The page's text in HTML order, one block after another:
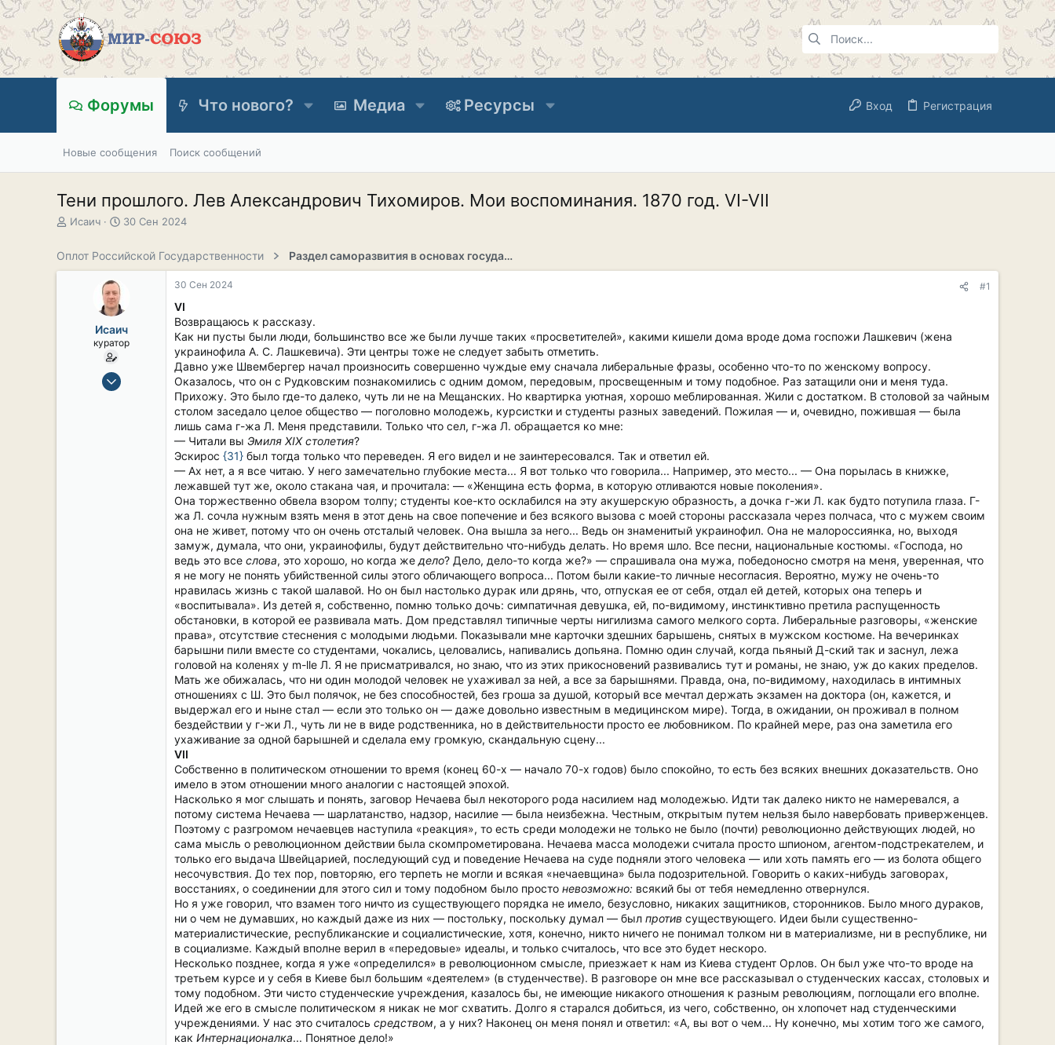
Форумы Что нового? Медиа Ресурсы Вход Регистрация
Новые сообщения Поиск сообщений
Тени прошлого. Лев Александрович Тихомиров. Мои воспоминания. 1870 год. VI-VII
А
о
Исаич
Д
а
л
а
30 Сен 2024
Оплот Российской Государственности Раздел саморазвития в основах государственности
Исаич
куратор
15 Сен 2019
30 Сен 2024 #1
VI
Возвращаюсь к рассказу.
Как ни пусты были люди, большинство все же были лучше таких «просветителей», какими кишели дома вроде дома госпожи Лашкевич (жена
украинофила А. С. Лашкевича). Эти центры тоже не следует забыть отметить.
Давно уже Швембергер начал произносить совершенно чуждые ему сначала либеральные фразы, особенно что-то по женскому вопросу.
Оказалось, что он с Рудковским познакомились с одним домом, передовым, просвещенным и тому подобное. Раз затащили они и меня туда.
Прихожу. Это было где-то далеко, чуть ли не на Мещанских. Но квартирка уютная, хорошо меблированная. Жили с достатком. В столовой за чайным
столом заседало целое общество — поголовно молодежь, курсистки и студенты разных заведений. Пожилая — и, очевидно, пожившая — была
лишь сама г-жа Л. Меня представили. Только что сел, г-жа Л. обращается ко мне:
— Читали вы Эмиля XIX столетия?
Эскирос {31} был тогда только что переведен. Я его видел и не заинтересовался. Так и ответил ей.
— Ах нет, а я все читаю. У него замечательно глубокие места... Я вот только что говорила... Например, это место... — Она порылась в книжке,
лежавшей тут же, около стакана чая, и прочитала: — «Женщина есть форма, в которую отливаются новые поколения».
Она торжественно обвела взором толпу; студенты кое-кто осклабился на эту акушерскую образность, а дочка г-жи Л. как будто потупила глаза. Г-
жа Л. сочла нужным взять меня в этот день на свое попечение и без всякого вызова с моей стороны рассказала через полчаса, что с мужем своим
она не живет, потому что он очень отсталый человек. Она вышла за него... Ведь он знаменитый украинофил. Она не малороссиянка, но, выходя
замуж, думала, что они, украинофилы, будут действительно что-нибудь делать. Но время шло. Все песни, национальные костюмы. «Господа, но
ведь это все слова, это хорошо, но когда же дело? Дело, дело-то когда же?» — спрашивала она мужа, победоносно смотря на меня, уверенная, что
я не могу не понять убийственной силы этого обличающего вопроса... Потом были какие-то личные несогласия. Вероятно, мужу не очень-то
нравилась жизнь с такой шалавой. Но он был настолько дурак или дрянь, что, отпуская ее от себя, отдал ей детей, которых она теперь и
«воспитывала». Из детей я, собственно, помню только дочь: симпатичная девушка, ей, по-видимому, инстинктивно претила распущенность
обстановки, в которой ее развивала мать. Дом представлял типичные черты нигилизма самого мелкого сорта. Либеральные разговоры, «женские
права», отсутствие стеснения с молодыми людьми. Показывали мне карточки здешних барышень, снятых в мужском костюме. На вечеринках
барышни пили вместе со студентами, чокались, целовались, напивались допьяна. Помню один случай, когда пьяный Д-ский так и заснул, лежа
головой на коленях у m-lle Л. Я не присматривался, но знаю, что из этих прикосновений развивались тут и романы, не знаю, уж до каких пределов.
Мать же обижалась, что ни один молодой человек не ухаживал за ней, а все за барышнями. Правда, она, по-видимому, находилась в интимных
отношениях с Ш. Это был полячок, не без способностей, без гроша за душой, который все мечтал держать экзамен на доктора (он, кажется, и
выдержал его и ныне стал — если это только он — даже довольно известным в медицинском мире). Тогда, в ожидании, он проживал в полном
бездействии у г-жи Л., чуть ли не в виде родственника, но в действительности просто ее любовником. По крайней мере, раз она заметила его
ухаживание за одной барышней и сделала ему громкую, скандальную сцену...
VII
Собственно в политическом отношении то время (конец 60-х — начало 70-х годов) было спокойно, то есть без всяких внешних доказательств. Оно
имело в этом отношении много аналогии с настоящей эпохой.
Насколько я мог слышать и понять, заговор Нечаева был некоторого рода насилием над молодежью. Идти так далеко никто не намеревался, а
потому система Нечаева — шарлатанство, надзор, насилие — была неизбежна. Честным, открытым путем нельзя было навербовать приверженцев.
Поэтому с разгромом нечаевцев наступила «реакция», то есть среди молодежи не только не было (почти) революционно действующих людей, но
сама мысль о революционном действии была скомпрометирована. Нечаева масса молодежи считала просто шпионом, агентом-подстрекателем, и
только его выдача Швейцарией, последующий суд и поведение Нечаева на суде подняли этого человека — или хоть память его — из болота общего
несочувствия. До тех пор, повторяю, его терпеть не могли и всякая «нечаевщина» была подозрительной. Говорить о каких-нибудь заговорах,
восстаниях, о соединении для этого сил и тому подобном было просто невозможно: всякий бы от тебя немедленно отвернулся.
Но я уже говорил, что взамен того ничто из существующего порядка не имело, безусловно, никаких защитников, сторонников. Было много дураков,
ни о чем не думавших, но каждый даже из них — постольку, поскольку думал — был против существующего. Идеи были существенно-
материалистические, республиканские и социалистические, хотя, конечно, никто ничего не понимал толком ни в материализме, ни в республике, ни
в социализме. Каждый вполне верил в «передовые» идеалы, и только считалось, что все это будет нескоро.
Несколько позднее, когда я уже «определился» в революционном смысле, приезжает к нам из Киева студент Орлов. Он был уже что-то вроде на
третьем курсе и у себя в Киеве был большим «деятелем» (в студенчестве). В разговоре он мне все рассказывал о студенческих кассах, столовых и
тому подобном. Эти чисто студенческие учреждения, казалось бы, не имеющие никакого отношения к разным революциям, поглощали его вполне.
Идей же его в смысле политическом я никак не мог схватить. Долго я старался добиться, из чего, собственно, он хлопочет над студенческими
учреждениями. У нас это считалось средством, а у них? Наконец он меня понял и ответил: «А, вы вот о чем... Ну конечно, мы хотим того же самого,
как Интернационалка... Понятное дело!»